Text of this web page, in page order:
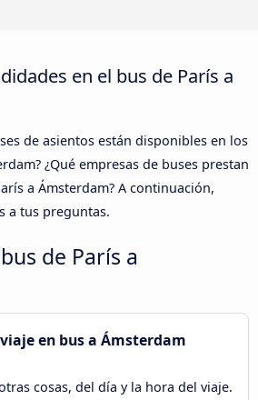
en el bus de París a
de asientos están disponibles en los
¿Qué empresas de buses prestan
a Ámsterdam? A continuación,
a tus preguntas.
de París a
en bus a Ámsterdam
cosas, del día y la hora del viaje.